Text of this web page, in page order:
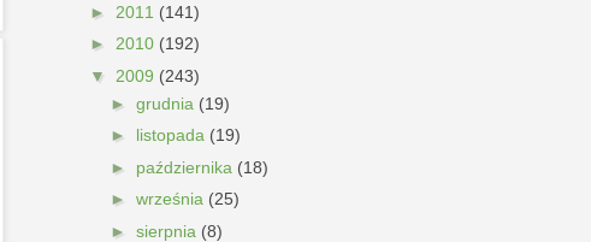
► 2011 (141)
► 2010 (192)
▼ 2009 (243)
► grudnia (19)
► listopada (19)
► października (18)
► września (25)
► sierpnia (8)